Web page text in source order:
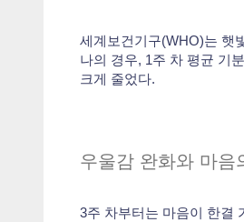
세계보건기구(WHO)는 햇
나의 경우, 1주 차 평균 기
크게 줄었다.
우울감 완화와 마음
3주 차부터는 마음이 한결